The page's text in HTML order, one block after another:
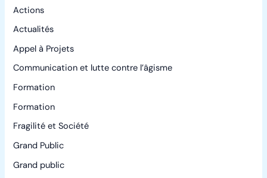
Actions
Actualités
Appel à Projets
Communication et lutte contre l’âgisme
Formation
Formation
Fragilité et Société
Grand Public
Grand public